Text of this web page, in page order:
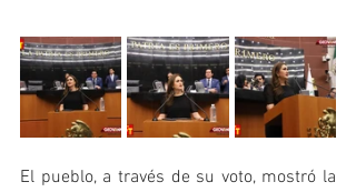
El pueblo, a través de su voto, mostró la